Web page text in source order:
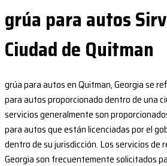
grúa para autos
Ciudad de Quitman
grúa para autos en Quitman, Georgia se
para autos proporcionado dentro de una
servicios generalmente son
para autos que están licenciadas por el
dentro de su jurisdicción. Los servicios de
Georgia son frecuentemente solicitados